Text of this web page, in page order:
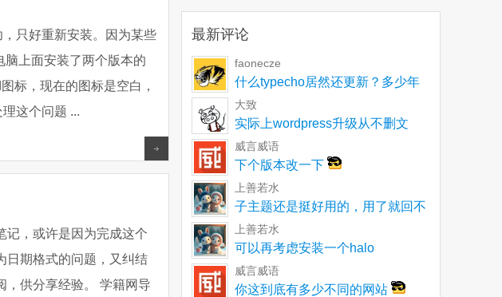
只好重新安装。因为某些
上面安装了两个版本的
标，现在的图标是空白，
这个问题 ...
Read more
记，或许是因为完成这个
日期格式的问题，又纠结
，供分享经验。 学籍网导
最新评论
faonecze
什么typecho居然还更新？多少年
了一直以为就
大致
实际上wordpress升级从不删文
件。不再使用
威言威语
下个版本改一下
上善若水
子主题还是挺好用的，用了就回不
去了
上善若水
可以再考虑安装一个halo
威言威语
你这到底有多少不同的网站